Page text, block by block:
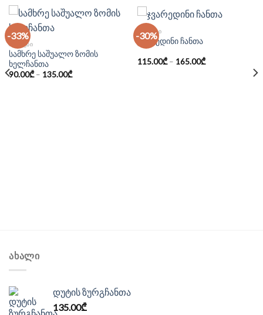
-33%
ᲩᲐᲜᲗᲔᲑᲘ
სამხრე საშუალო ზომის
ხელჩანთა
90.00₾– 135.00₾
-30%
ᲩᲐᲜᲗᲔᲑᲘ
ჯვარედინი ჩანთა
115.00₾– 165.00₾
ᲐᲮᲐᲚᲘ
დუტის ზურგჩანთა
135.00₾